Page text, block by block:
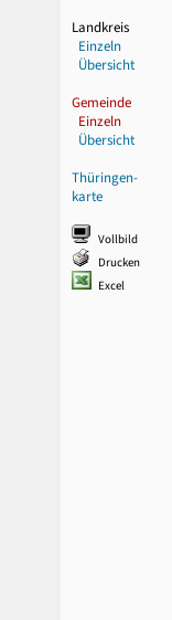
Landkreis
Einzeln
Übersicht
Gemeinde
Einzeln
Übersicht
Thüringen-
karte
Vollbild
Drucken
Excel